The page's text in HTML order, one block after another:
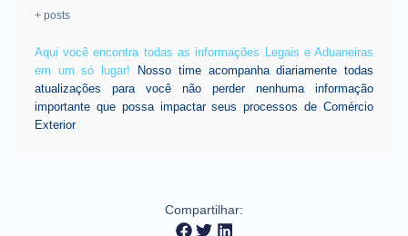
+ posts
Aqui você encontra todas as informações Legais e Aduaneiras
em um só lugar! Nosso time acompanha diariamente todas
atualizações para você não perder nenhuma informação
importante que possa impactar seus processos de Comércio
Exterior
Compartilhar: